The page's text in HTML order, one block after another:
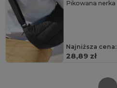
Pikowana nerka
Najniższa cena:
28,89 zł